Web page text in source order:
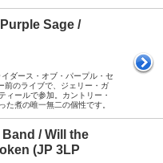
Sage /
ダース・オブ・パープル・セ
前のライブで、ジェリー・ガ
ィールで参加。カントリー・
た煮の唯一無二の個性です。
/ Will the
(JP 3LP